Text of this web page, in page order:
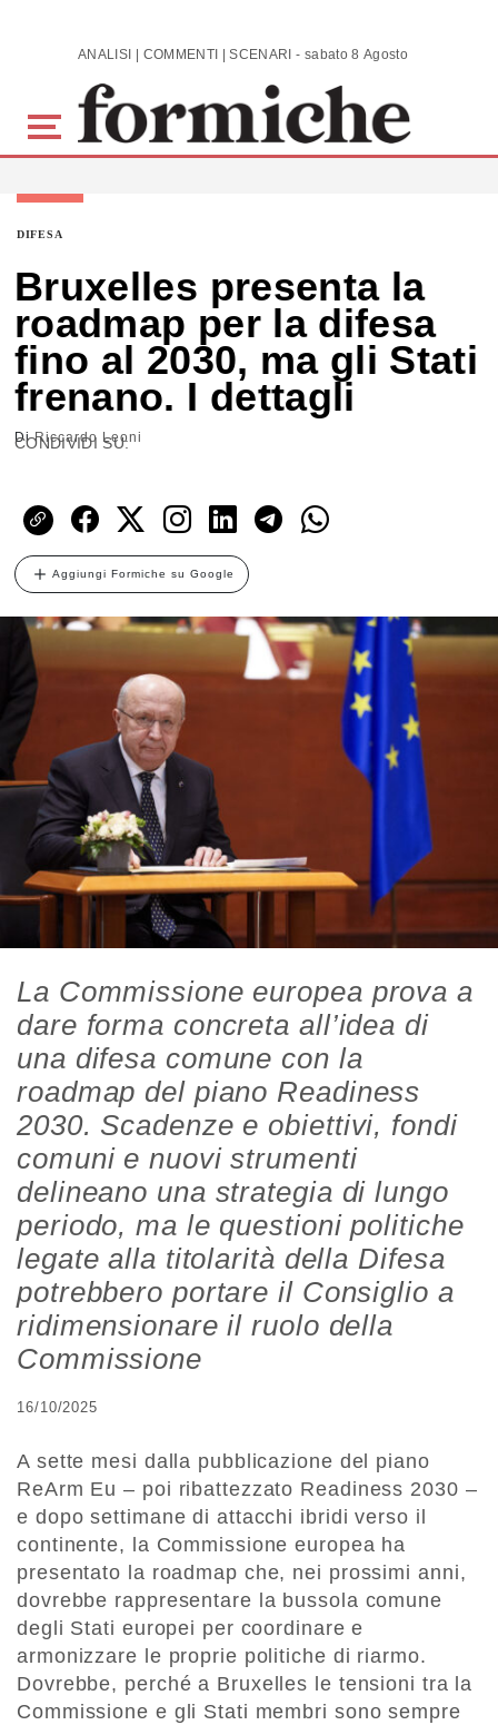
Skip to main content ANALISI | COMMENTI | SCENARI - sabato 8 Agosto 2026
DIFESA
Bruxelles presenta la
roadmap per la difesa
fino al 2030, ma gli Stati
frenano. I dettagli
DiRiccardo Leoni
CONDIVIDI SU:
Aggiungi Formiche su Google
La Commissione europea prova a
dare forma concreta all’idea di
una difesa comune con la
roadmap del piano Readiness
2030. Scadenze e obiettivi, fondi
comuni e nuovi strumenti
delineano una strategia di lungo
periodo, ma le questioni politiche
legate alla titolarità della Difesa
potrebbero portare il Consiglio a
ridimensionare il ruolo della
Commissione
16/10/2025
A sette mesi dalla pubblicazione del piano
ReArm Eu – poi ribattezzato Readiness 2030 –
e dopo settimane di attacchi ibridi verso il
continente, la Commissione europea ha
presentato la roadmap che, nei prossimi anni,
dovrebbe rappresentare la bussola comune
degli Stati europei per coordinare e
armonizzare le proprie politiche di riarmo.
Dovrebbe, perché a Bruxelles le tensioni tra la
Commissione e gli Stati membri sono sempre